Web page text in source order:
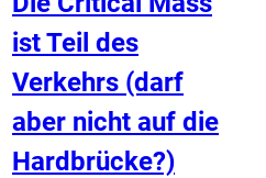
ist Teil des
Verkehrs (darf
aber nicht auf die
Hardbrücke?)